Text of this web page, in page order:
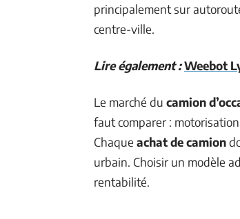
principalement sur
centre-ville.
Lire également :Weebot
Le marché du camion
faut comparer :
Chaque achat de camion
urbain. Choisir un modèle
rentabilité.